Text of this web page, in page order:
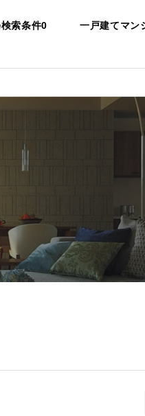
一戸建てマン
検索条件0